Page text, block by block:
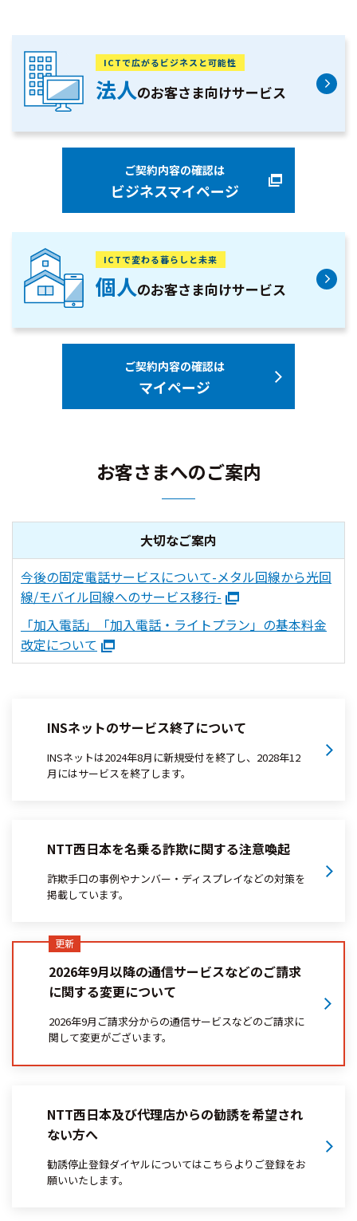
ICTで広がるビジネスと可能性
法人のお客さま向けサービス
ご契約内容の確認は
ビジネスマイページ
ICTで変わる暮らしと未来
個人のお客さま向けサービス
ご契約内容の確認は
マイページ
お客さまへのご案内
大切なご案内
今後の固定電話サービスについて-メタル回線から光回
線/モバイル回線へのサービス移行-
「加入電話」「加入電話・ライトプラン」の基本料金
改定について
INSネットのサービス終了について
INSネットは2024年8月に新規受付を終了し、2028年12
月にはサービスを終了します。
NTT西日本を名乗る詐欺に関する注意喚起
詐欺手口の事例やナンバー・ディスプレイなどの対策を
掲載しています。
2026年9月以降の通信サービスなどのご請求
に関する変更について
2026年9月ご請求分からの通信サービスなどのご請求に
関して変更がございます。
NTT西日本及び代理店からの勧誘を希望され
ない方へ
勧誘停止登録ダイヤルについてはこちらよりご登録をお
願いいたします。